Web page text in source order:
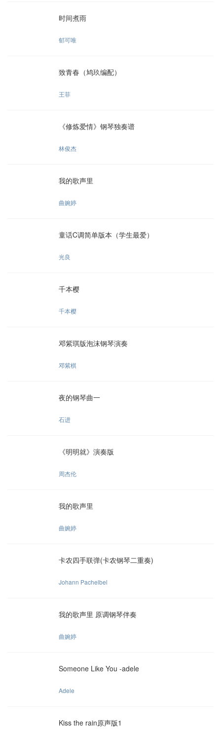
时间煮雨
郁可唯
致青春（鸠玖编配）
王菲
《修炼爱情》钢琴独奏谱
林俊杰
我的歌声里
曲婉婷
童话C调简单版本（学生最爱）
光良
千本樱
千本樱
邓紫琪版泡沫钢琴演奏
邓紫棋
夜的钢琴曲一
石进
《明明就》演奏版
周杰伦
我的歌声里
曲婉婷
卡农四手联弹(卡农钢琴二重奏)
Johann Pachelbel
我的歌声里 原调钢琴伴奏
曲婉婷
Someone Like You -adele
Adele
Kiss the rain原声版1